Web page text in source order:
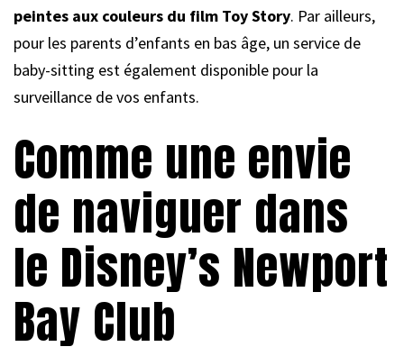
peintes aux couleurs du film Toy Story. Par ailleurs,
pour les parents d’enfants en bas âge, un service de
baby-sitting est également disponible pour la
surveillance de vos enfants.
Comme une envie
de naviguer dans
le Disney’s Newport
Bay Club